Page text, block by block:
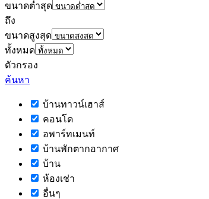
ขนาดต่ำสุด
ถึง
ขนาดสูงสุด
ทั้งหมด
ตัวกรอง
ค้นหา
บ้านทาวน์เฮาส์
คอนโด
อพาร์ทเมนท์
บ้านพักตากอากาศ
บ้าน
ห้องเช่า
อื่นๆ